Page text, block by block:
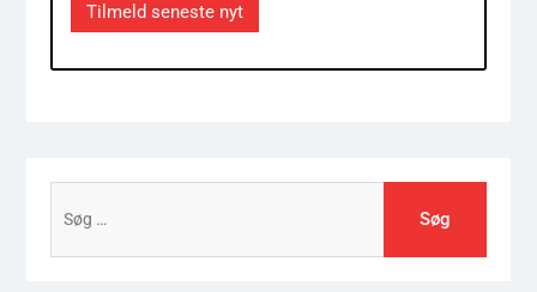
Tilmeld seneste nyt
efter: